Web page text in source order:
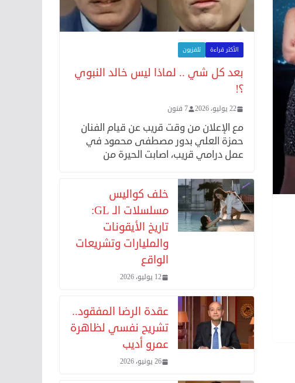
الأكثر قراءة تلفزيون
بعد كل شي .. لماذا ليس خالد النبوي
؟!
22 يوليو، 2026 7 فنون
مع الإعلان من وقت قريب عن قيام الفنان
حمزة العلي بدور مصطفى محمود في
عمل درامي قريب، اصابت الحيرة من
خلف كواليس
مسلسلات الـ GL:
تاريخ الأيقونات
والمليارات وتشريعات
الواقع
12 يوليو، 2026
عقدة الرضا المفقود..
تشريح نفسي لظاهرة
عمرو أديب
26 يونيو، 2026